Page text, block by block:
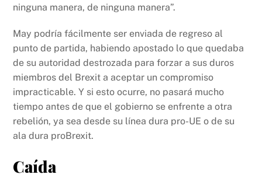
ninguna manera, de ninguna manera”.
May podría fácilmente ser enviada de regreso al
punto de partida, habiendo apostado lo que quedaba
de su autoridad destrozada para forzar a sus duros
miembros del Brexit a aceptar un compromiso
impracticable. Y si esto ocurre, no pasará mucho
tiempo antes de que el gobierno se enfrente a otra
rebelión, ya sea desde su línea dura pro-UE o de su
ala dura proBrexit.
Caída